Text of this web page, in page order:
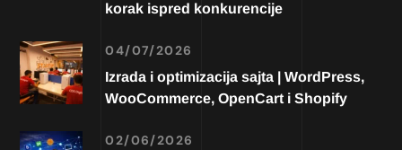
korak ispred konkurencije
04/07/2026
Izrada i optimizacija sajta | WordPress,
WooCommerce, OpenCart i Shopify
02/06/2026